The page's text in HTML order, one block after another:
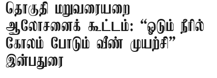
தொகுதி மறுவரையறை
ஆலோசனைக் கூட்டம்: “ஓடும் நீரில்
கோலம் போடும் வீண் முயற்சி” –
இன்பதுரை